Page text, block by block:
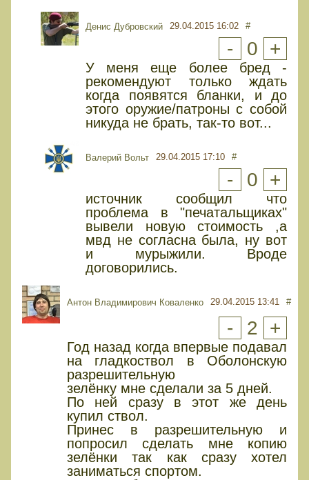
Денис Дубровский 29.04.2015 16:02 #
- 0 +
У меня еще более бред -
рекомендуют только ждать
когда появятся бланки, и до
этого оружие/патроны с собой
никуда не брать, так-то вот...
Валерий Вольт 29.04.2015 17:10 #
- 0 +
источник сообщил что
проблема в "печатальщиках"
вывели новую стоимость ,а
мвд не согласна была, ну вот
и мурыжили. Вроде
договорились.
Антон Владимирович Коваленко 29.04.2015 13:41 #
- 2 +
Год назад когда впервые подавал
на гладкоствол в Оболонскую
разрешительную
зелёнку мне сделали за 5 дней.
По ней сразу в этот же день
купил ствол.
Принес в разрешительную и
попросил сделать мне копию
зелёнки так как сразу хотел
заниматься спортом.